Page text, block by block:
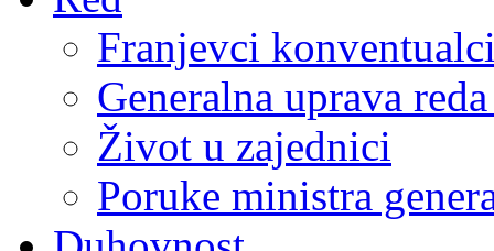
Franjevci
Generalna uprava
Život u zajednici
Poruke ministra